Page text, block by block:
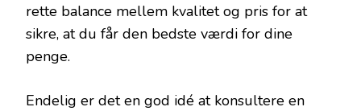
rette balance mellem kvalitet og pris for at
sikre, at du får den bedste værdi for dine
penge.
Endelig er det en god idé at konsultere en